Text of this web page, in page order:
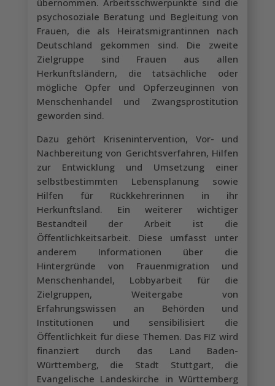
übernommen. Arbeitsschwerpunkte sind die
psychosoziale Beratung und Begleitung von
Frauen, die als Heiratsmigrantinnen nach
Deutschland gekommen sind. Die zweite
Zielgruppe sind Frauen aus allen
Herkunftsländern, die tatsächliche oder
mögliche Opfer und Opferzeuginnen von
Menschenhandel und Zwangsprostitution
geworden sind.
Dazu gehört Krisenintervention, Vor- und
Nachbereitung von Gerichtsverfahren, Hilfen
zur Entwicklung und Umsetzung einer
selbstbestimmten Lebensplanung sowie
Hilfen für Rückkehrerinnen in ihr
Herkunftsland. Ein weiterer wichtiger
Bestandteil der Arbeit ist die
Öffentlichkeitsarbeit. Diese umfasst unter
anderem Informationen über die
Hintergründe von Frauenmigration und
Menschenhandel, Lobbyarbeit für die
Zielgruppen, Weitergabe von
Erfahrungswissen an Behörden und
Institutionen und sensibilisiert die
Öffentlichkeit für diese Themen. Das FIZ wird
finanziert durch das Land Baden-
Württemberg, die Stadt Stuttgart, die
Evangelische Landeskirche in Württemberg